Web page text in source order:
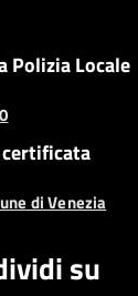
Polizia Locale
di Venezia
su